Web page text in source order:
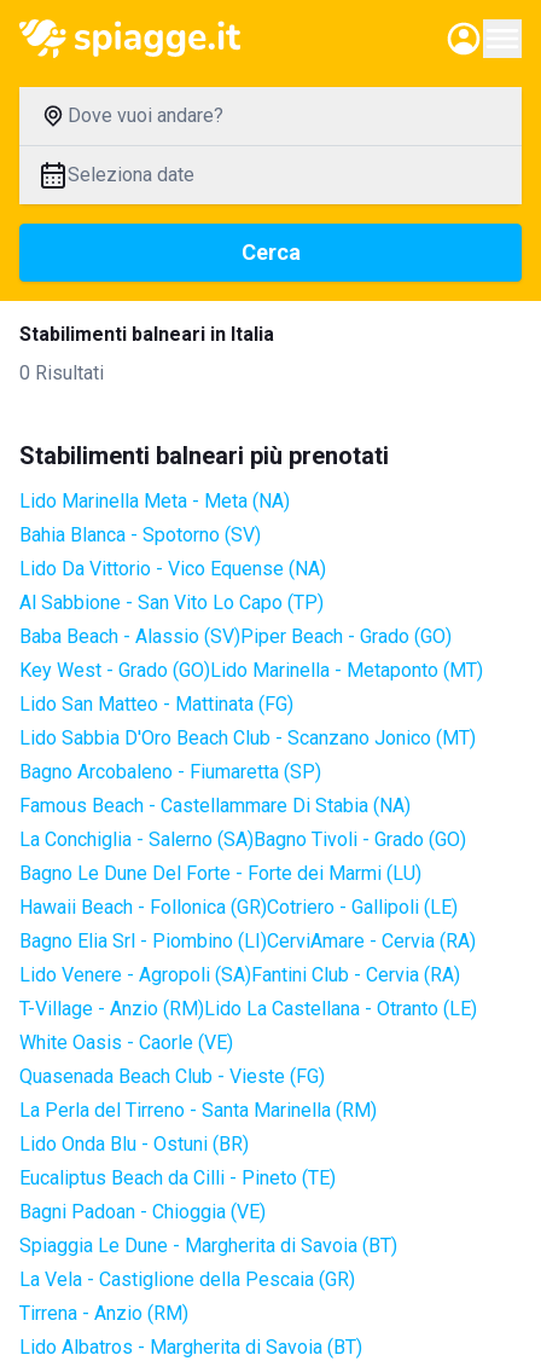
Dove vuoi andare?
Seleziona date
Cerca
Stabilimenti balneari in Italia
0 Risultati
Stabilimenti balneari più prenotati
Lido Marinella Meta - Meta (NA)
Bahia Blanca - Spotorno (SV)
Lido Da Vittorio - Vico Equense (NA)
Al Sabbione - San Vito Lo Capo (TP)
Baba Beach - Alassio (SV)Piper Beach - Grado (GO)
Key West - Grado (GO)Lido Marinella - Metaponto (MT)
Lido San Matteo - Mattinata (FG)
Lido Sabbia D'Oro Beach Club - Scanzano Jonico (MT)
Bagno Arcobaleno - Fiumaretta (SP)
Famous Beach - Castellammare Di Stabia (NA)
La Conchiglia - Salerno (SA)Bagno Tivoli - Grado (GO)
Bagno Le Dune Del Forte - Forte dei Marmi (LU)
Hawaii Beach - Follonica (GR)Cotriero - Gallipoli (LE)
Bagno Elia Srl - Piombino (LI)CerviAmare - Cervia (RA)
Lido Venere - Agropoli (SA)Fantini Club - Cervia (RA)
T-Village - Anzio (RM)Lido La Castellana - Otranto (LE)
White Oasis - Caorle (VE)
Quasenada Beach Club - Vieste (FG)
La Perla del Tirreno - Santa Marinella (RM)
Lido Onda Blu - Ostuni (BR)
Eucaliptus Beach da Cilli - Pineto (TE)
Bagni Padoan - Chioggia (VE)
Spiaggia Le Dune - Margherita di Savoia (BT)
La Vela - Castiglione della Pescaia (GR)
Tirrena - Anzio (RM)
Lido Albatros - Margherita di Savoia (BT)